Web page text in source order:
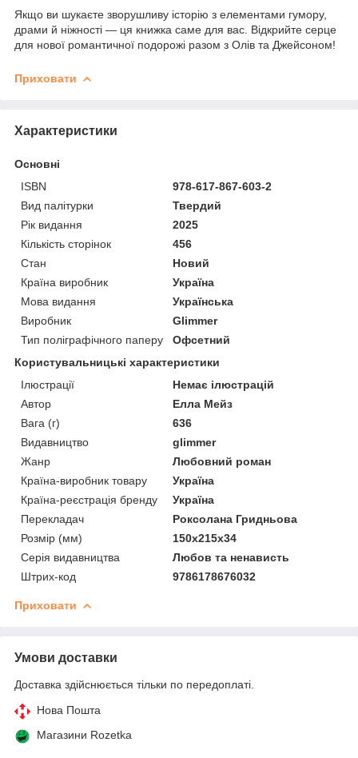
Якщо ви шукаєте зворушливу історію з елементами гумору,
драми й ніжності — ця книжка саме для вас. Відкрийте серце
для нової романтичної подорожі разом з Олів та Джейсоном!
Приховати
Характеристики
Основні
ISBN
978-617-867-603-2
Вид палітурки
Твердий
Рік видання
2025
Кількість сторінок
456
Стан
Новий
Країна виробник
Україна
Мова видання
Українська
Виробник
Glimmer
Тип поліграфічного паперу
Офсетний
Користувальницькі характеристики
Ілюстрації
Немає ілюстрацій
Автор
Елла Мейз
Вага (г)
636
Видавництво
glimmer
Жанр
Любовний роман
Країна-виробник товару
Україна
Країна-реєстрація бренду
Україна
Перекладач
Роксолана Гридньова
Розмір (мм)
150x215x34
Серія видавництва
Любов та ненависть
Штрих-код
9786178676032
Приховати
Умови доставки
Доставка здійснюється тільки по передоплаті.
Нова Пошта
Магазини Rozetka